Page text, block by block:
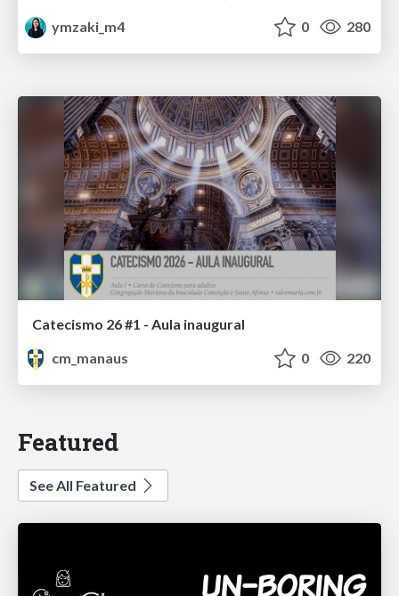
ymzaki_m4
0 280
Catecismo 26 #1 - Aula inaugural
cm_manaus
0 220
Featured
See All Featured